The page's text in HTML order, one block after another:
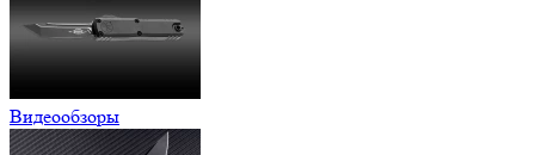
Видеообзоры